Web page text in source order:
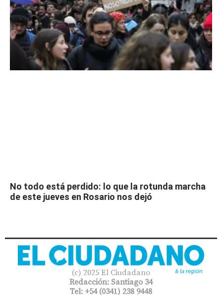
No todo está perdido: lo que la rotunda marcha
de este jueves en Rosario nos dejó
(c) 2025 El Ciudadano
Redacción: Santiago 34
Tel: +54 (0341) 238 9448